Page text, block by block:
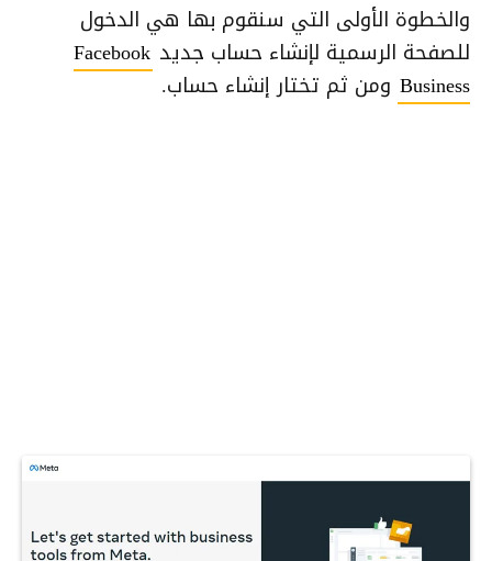
والخطوة الأولى التي سنقوم بها هي الدخول
للصفحة الرسمية لإنشاء حساب جديد Facebook
Business ومن ثم تختار إنشاء حساب.